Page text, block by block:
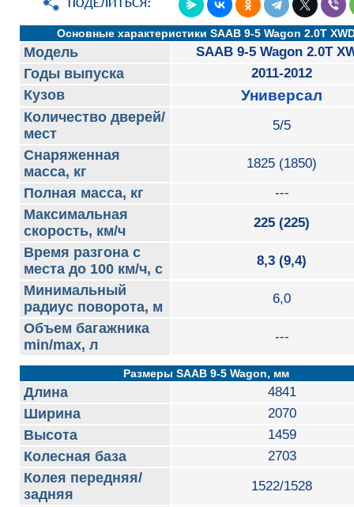
Основные характеристики SAAB 9-5 Wagon 2.0T
Модель SAAB 9-5 Wagon 2.0T
Годы выпуска 2011-2012
Кузов Универсал
Количество дверей/
мест
5/5
Снаряженная
масса, кг
1825 (1850)
Полная масса, кг ---
Максимальная
скорость, км/ч
225 (225)
Время разгона с
места до 100 км/ч, с
8,3 (9,4)
Минимальный
радиус поворота, м
6,0
Объем багажника
min/max, л
---
Размеры SAAB 9-5 Wagon, мм
Длина 4841
Ширина 2070
Высота 1459
Колесная база 2703
Колея передняя/
задняя
1522/1528